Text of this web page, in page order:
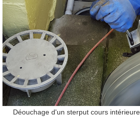
Déouchage d'un sterput cours